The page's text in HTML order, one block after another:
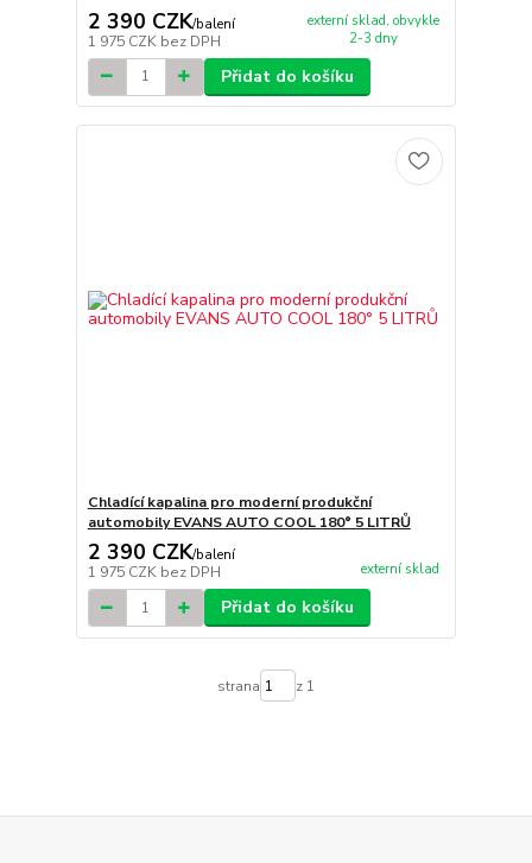
2 390 CZK/balení
1 975 CZK bez DPH
externí sklad, obvykle
2-3 dny
Přidat do košíku
Chladící kapalina pro moderní produkční
automobily EVANS AUTO COOL 180° 5 LITRŮ
2 390 CZK/balení
1 975 CZK bez DPH externí sklad
Přidat do košíku
strana z 1